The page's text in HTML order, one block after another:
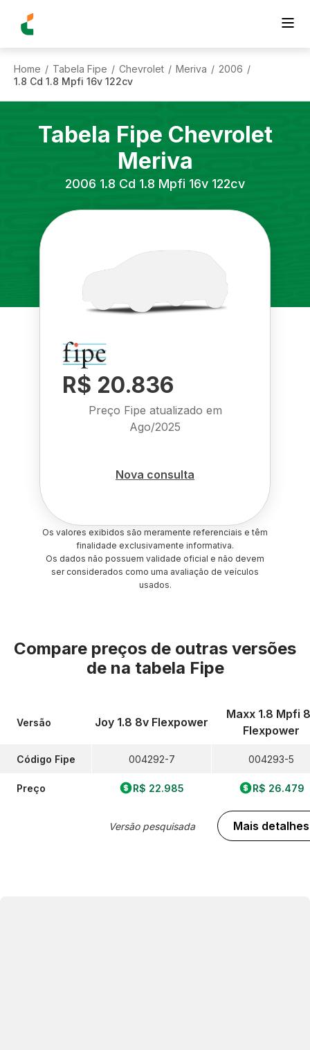
Home / Tabela Fipe / Chevrolet / Meriva / 2006 /
1.8 Cd 1.8 Mpfi 16v 122cv
Tabela Fipe Chevrolet
Meriva
2006 1.8 Cd 1.8 Mpfi 16v 122cv
R$ 20.836
Preço Fipe atualizado em
Ago/2025
Nova consulta
Os valores exibidos são meramente referenciais e têm
finalidade exclusivamente informativa.
Os dados não possuem validade oficial e não devem
ser considerados como uma avaliação de veículos
usados.
Compare preços de outras versões
de na tabela Fipe
Versão
Código Fipe
Preço
Joy 1.8 8v Flexpower
004292-7
R$ 22.985
Versão pesquisada
Maxx 1.8 Mpfi
Flexpower
004293-5
R$ 26.479
Mais detalhes